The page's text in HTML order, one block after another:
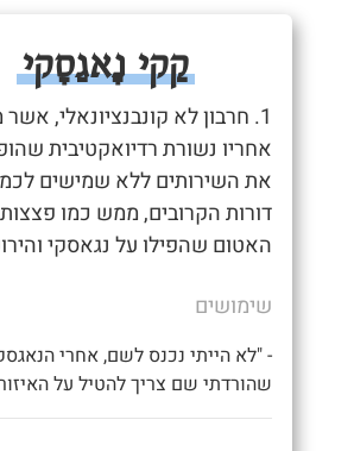
קַקי נָאגַסָקי
1. חרבון לא קונבנציונאלי,
אחריו נשורת רדיואקטיבית
את השירותים ללא שמישים
דורות הקרובים, ממש כמו פצצות
האטום שהפילו על נגאסקי
שימושים
- "לא הייתי נכנס לשם, אחרי
שהורדתי שם צריך להטיל על